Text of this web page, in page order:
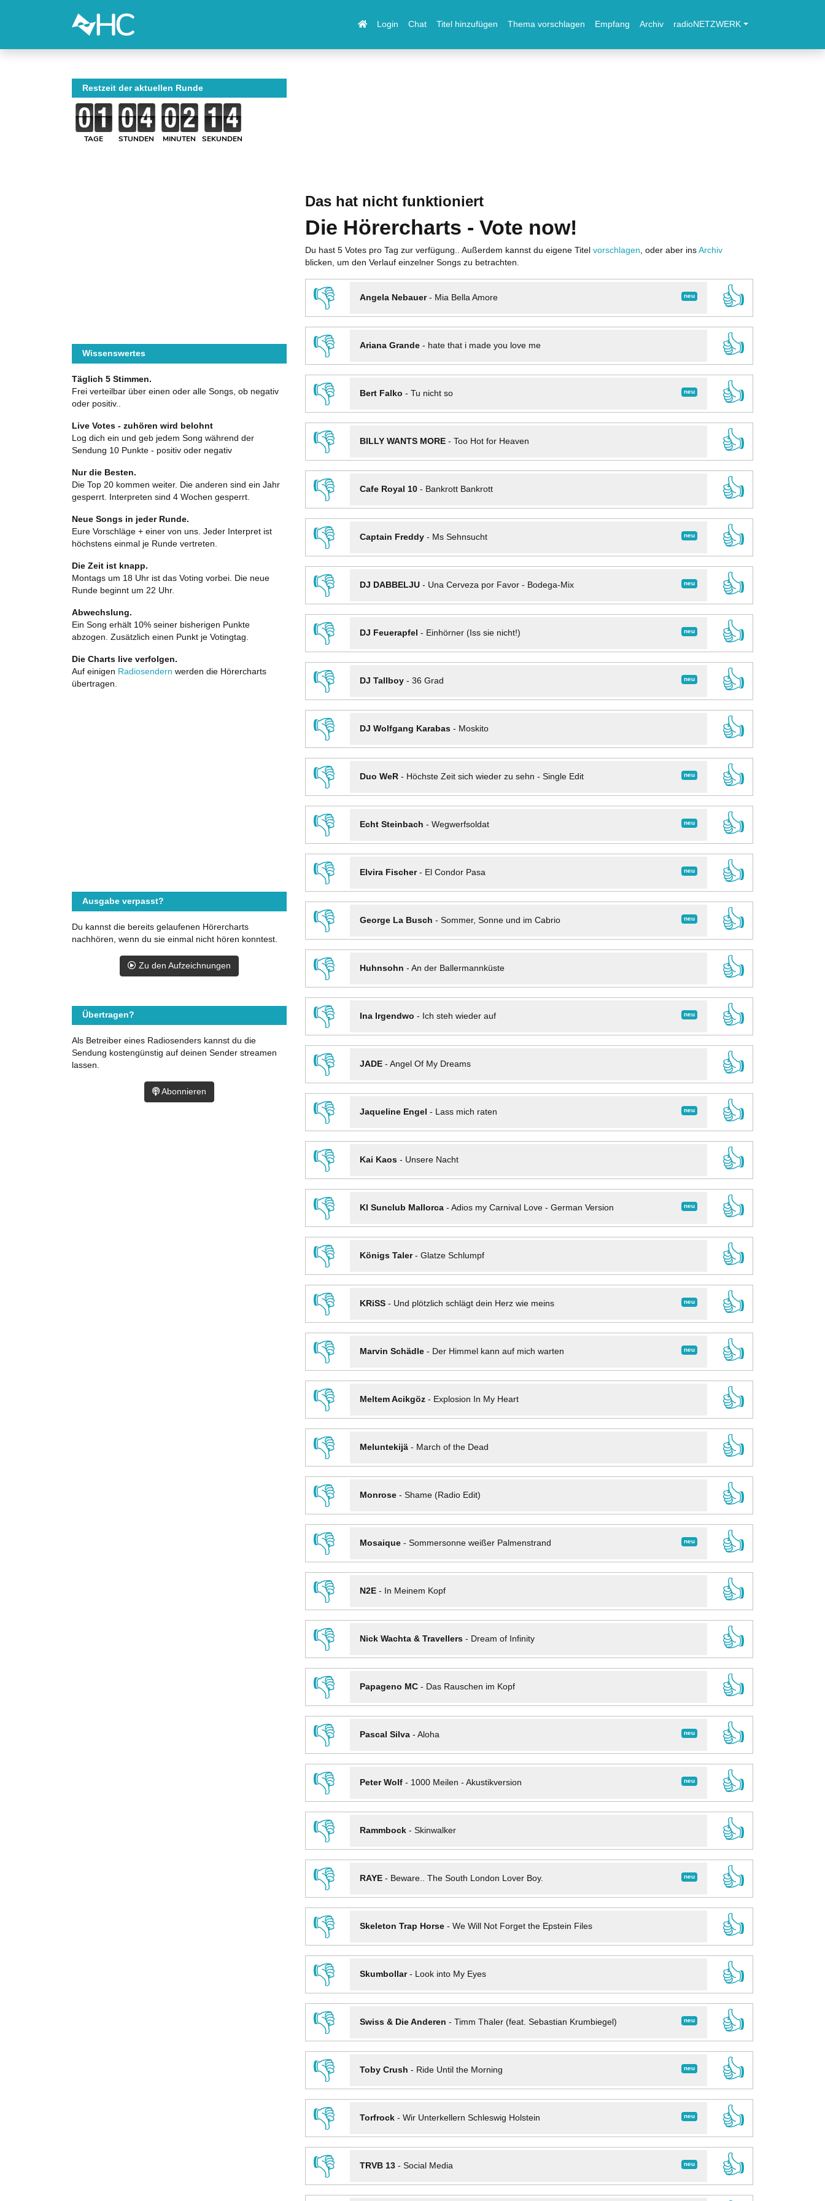
Login Chat Titel hinzufügen Thema vorschlagen Empfang Archiv radioNETZWERK
Das hat nicht funktioniert
Die Hörercharts - Vote now!
Du hast 5 Votes pro Tag zur verfügung.. Außerdem kannst du eigene Titel vorschlagen , oder aber ins Archiv
blicken, um den Verlauf einzelner Songs zu betrachten.
👎 neu
Angela Nebauer- Mia Bella Amore
👍
👎
Ariana Grande- hate that i made you love me
👍
👎
neu
Bert Falko - Tu nicht so
👍
👎
BILLY WANTS MORE- Too Hot for Heaven
👍
👎
Cafe Royal 10- Bankrott Bankrott
👍
👎
neu
Captain Freddy- Ms Sehnsucht
👍
👎
neu
DJ DABBELJU- Una Cerveza por Favor - Bodega-Mix
👍
👎
neu
DJ Feuerapfel - Einhörner (Iss sie nicht!)
👍
👎
neu
DJ Tallboy- 36 Grad
👍
👎
DJ Wolfgang Karabas- Moskito
👍
👎
neu
Duo WeR- Höchste Zeit sich wieder zu sehn - Single Edit
👍
👎
neu
Echt Steinbach - Wegwerfsoldat
👍
👎
neu
Elvira Fischer- El Condor Pasa
👍
👎
neu
George La Busch - Sommer, Sonne und im Cabrio
👍
👎
Huhnsohn - An der Ballermannküste
👍
👎
neu
Ina Irgendwo - Ich steh wieder auf
👍
👎
JADE- Angel Of My Dreams
👍
👎
neu
Jaqueline Engel - Lass mich raten
👍
👎
Kai Kaos- Unsere Nacht
👍
👎
neu
KI Sunclub Mallorca- Adios my Carnival Love - German Version
👍
👎
Königs Taler- Glatze Schlumpf
👍
👎
neu
KRiSS- Und plötzlich schlägt dein Herz wie meins
👍
👎
neu
Marvin Schädle- Der Himmel kann auf mich warten
👍
👎
Meltem Acikgöz- Explosion In My Heart
👍
👎
Meluntekijä- March of the Dead
👍
👎
Monrose- Shame (Radio Edit)
👍
👎
neu
Mosaique- Sommersonne weißer Palmenstrand
👍
👎
N2E- In Meinem Kopf
👍
👎
Nick Wachta & Travellers- Dream of Infinity
👍
👎
Papageno MC- Das Rauschen im Kopf
👍
👎
neu
Pascal Silva- Aloha
👍
👎
neu
Peter Wolf- 1000 Meilen - Akustikversion
👍
👎
Rammbock- Skinwalker
👍
👎
neu
RAYE- Beware.. The South London Lover Boy.
👍
👎
Skeleton Trap Horse- We Will Not Forget the Epstein Files
👍
👎
Skumbollar- Look into My Eyes
👍
👎
neu
Swiss & Die Anderen - Timm Thaler (feat. Sebastian Krumbiegel)
👍
👎
neu
Toby Crush - Ride Until the Morning
👍
👎
neu
Torfrock- Wir Unterkellern Schleswig Holstein
👍
👎
neu
TRVB 13- Social Media
👍
Restzeit der aktuellen Runde
TAGE STUNDEN MINUTEN SEKUNDEN
Wissenswertes
Täglich 5 Stimmen.
Frei verteilbar über einen oder alle Songs, ob negativ
oder positiv..
Live Votes - zuhören wird belohnt
Log dich ein und geb jedem Song während der
Sendung 10 Punkte - positiv oder negativ
Nur die Besten.
Die Top 20 kommen weiter. Die anderen sind ein Jahr
gesperrt. Interpreten sind 4 Wochen gesperrt.
Neue Songs in jeder Runde.
Eure Vorschläge + einer von uns. Jeder Interpret ist
höchstens einmal je Runde vertreten.
Die Zeit ist knapp.
Montags um 18 Uhr ist das Voting vorbei. Die neue
Runde beginnt um 22 Uhr.
Abwechslung.
Ein Song erhält 10% seiner bisherigen Punkte
abzogen. Zusätzlich einen Punkt je Votingtag.
Die Charts live verfolgen.
Auf einigen Radiosendern werden die Hörercharts
übertragen.
Ausgabe verpasst?
Du kannst die bereits gelaufenen Hörercharts
nachhören, wenn du sie einmal nicht hören konntest.
Zu den Aufzeichnungen
Übertragen?
Als Betreiber eines Radiosenders kannst du die
Sendung kostengünstig auf deinen Sender streamen
lassen.
Abonnieren